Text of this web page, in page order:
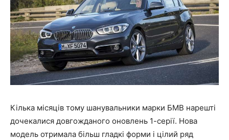
Кілька місяців тому шанувальники марки БМВ нарешті
дочекалися довгожданого оновлень 1-серії. Нова
модель отримала більш гладкі форми і цілий ряд